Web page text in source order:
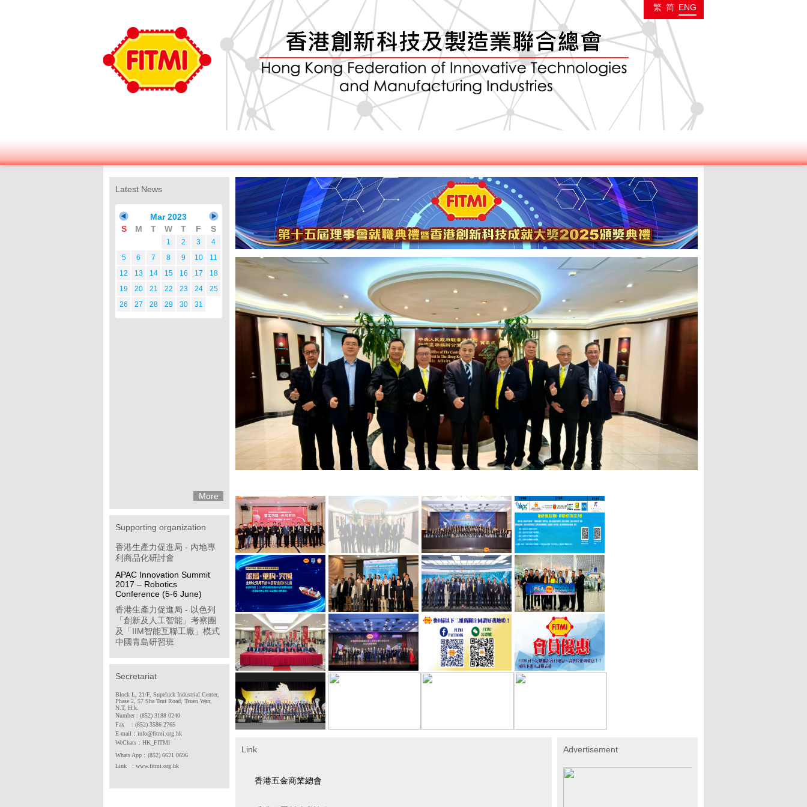
繁 简 ENG
Latest News
Mar 2023
S
M T W T F S
1 2 3
4
5
6 7 8 9 10
11
12
13 14 15 16 17
18
19
20 21 22 23 24
25
26
27 28 29 30 31
More
Supporting organization
香港生產力促進局 - 內地專
利商品化研討會
APAC Innovation Summit
2017 – Robotics
Conference (5-6 June)
香港生產力促進局 - 以色列
「創新及人工智能」考察團
及「IIM智能互聯工廠」模式
中國青島研習班
「學習型企業獎」簡介會
第八屆「香港企業公民計
香港物聯網商會 - 透過多方
位推廣計劃開拓中國內地工
業物聯網市場(政府資助項目)
香港中華廠商聯合會 - 2017
年度「中小企貨運保險普及
計劃」
合作機構
Secretariat
Block L, 21/F, Supeluck Industrial Center,
Phase 2, 57 Sha Tsui Road, Tsuen Wan,
N.T, H.k.
Number : (852) 3188 0240
Fax : (852) 3586 2765
E-mail：info@fitmi.org.hk
WeChats： HK_FITMI
Whats App ：(852) 6621 0696
Link : www.fitmi.org.hk
Link
香港五金商業總會
Advertisement